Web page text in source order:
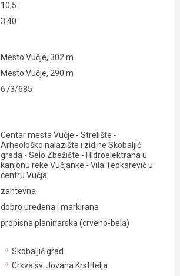
10,5
3:40
Mesto Vučje, 302 m
Mesto Vučje, 290 m
673/685
Centar mesta Vučje - Strelište -
Arheološko nalazište i zidine Skobaljić
grada - Selo Zbežište - Hidroelektrana u
kanjonu reke Vučjanke - Vila Teokarević u
centru Vučja
zahtevna
dobro uređena i markirana
propisna planinarska (crveno-bela)
Skobaljić grad
Crkva sv. Jovana Krstitelja